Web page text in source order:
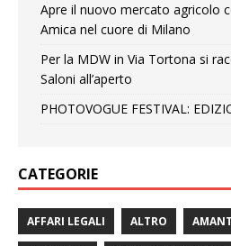
Apre il nuovo mercato agricolo
Amica nel cuore di Milano
Per la MDW in Via Tortona si
Saloni all’aperto
PHOTOVOGUE FESTIVAL:
CATEGORIE
AFFARI LEGALI ALTRO